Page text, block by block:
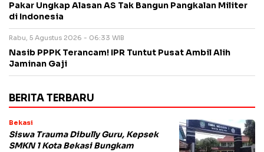
Pakar Ungkap Alasan AS Tak Bangun Pangkalan Militer
di Indonesia
Rabu, 5 Agustus 2026 - 06:33 WIB
Nasib PPPK Terancam! IPR Tuntut Pusat Ambil Alih
Jaminan Gaji
BERITA TERBARU
Bekasi
Siswa Trauma Dibully Guru, Kepsek
SMKN 1 Kota Bekasi Bungkam